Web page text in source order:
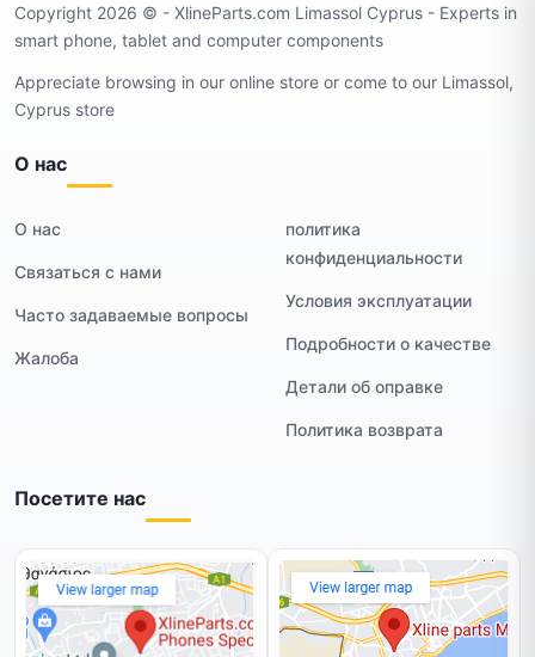
Copyright 2026 ©️ - XlineParts.com Limassol Cyprus - Experts in
smart phone, tablet and computer components
Appreciate browsing in our online store or come to our Limassol,
Cyprus store
О нас
О нас
Связаться с нами
Часто задаваемые вопросы
Жалоба
политика
конфиденциальности
Условия эксплуатации
Подробности о качестве
Детали об оправке
Политика возврата
Посетите нас